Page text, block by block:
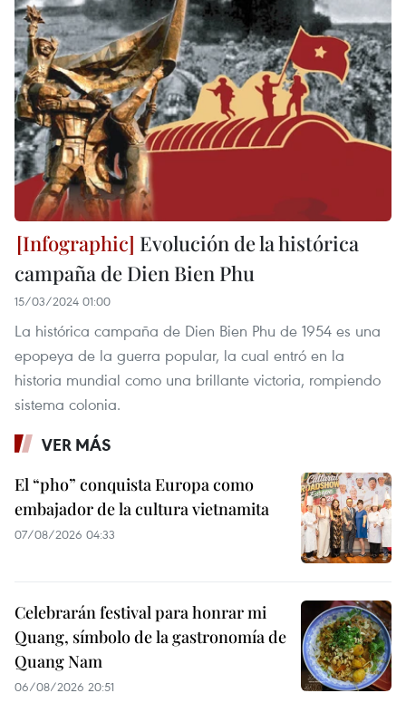
Evolución de la histórica
campaña de Dien Bien Phu
15/03/2024 01:00
La histórica campaña de Dien Bien Phu de 1954 es una
epopeya de la guerra popular, la cual entró en la
historia mundial como una brillante victoria, rompiendo
sistema colonia.
VER MÁS
El “pho” conquista Europa como
embajador de la cultura vietnamita
07/08/2026 04:33
Celebrarán festival para honrar mi
Quang, símbolo de la gastronomía de
Quang Nam
06/08/2026 20:51